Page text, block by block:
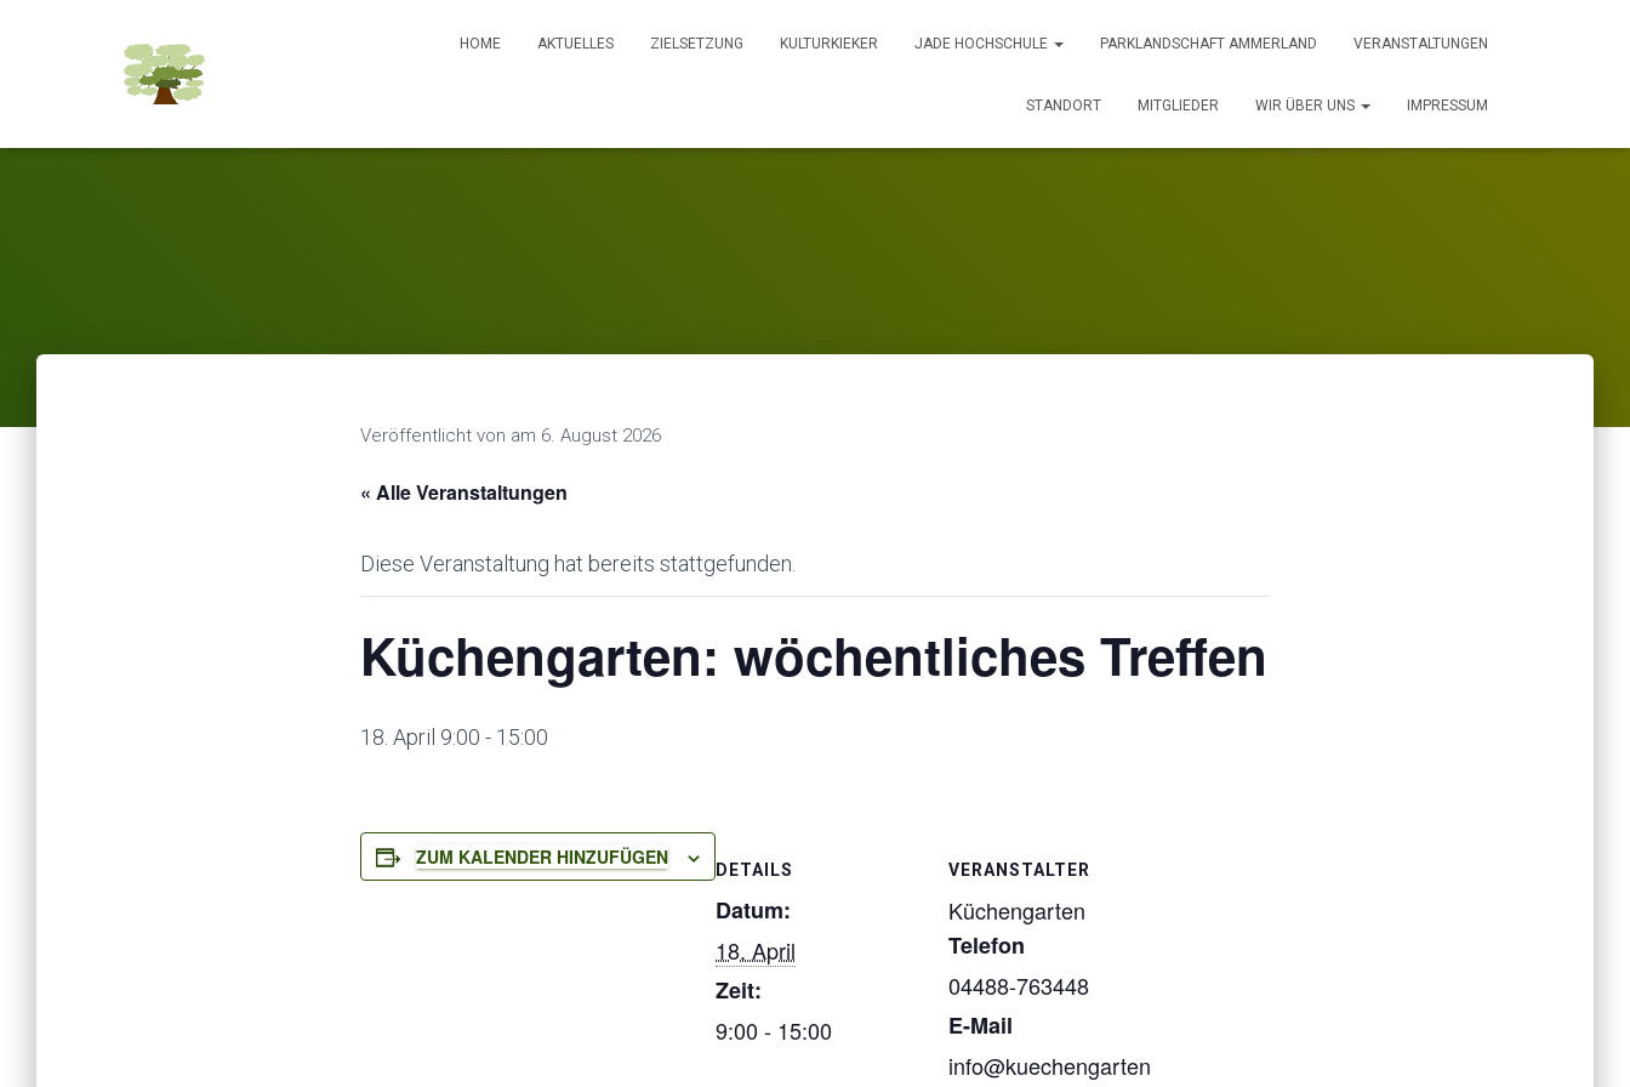
HOME AKTUELLES ZIELSETZUNG KULTURKIEKER JADE HOCHSCHULE PARKLANDSCHAFT AMMERLAND VERANSTALTUNGEN
STANDORT MITGLIEDER WIR ÜBER UNS IMPRESSUM
Veröffentlicht von am 6. August 2026
« Alle Veranstaltungen
Diese Veranstaltung hat bereits stattgefunden.
Küchengarten: wöchentliches Treffen
18. April 9:00 - 15:00
ZUM KALENDER HINZUFÜGEN
DETAILS
Datum:
18. April
Zeit:
9:00 - 15:00
VERANSTALTER
Küchengarten
Telefon
04488-763448
E-Mail
info@kuechengarten